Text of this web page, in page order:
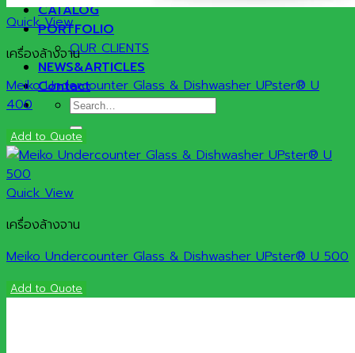
CATALOG
PORTFOLIO
OUR CLIENTS
NEWS&ARTICLES
Contact
Search
for:
Quick View
เครื่องล้างจาน
Meiko Undercounter Glass & Dishwasher UPster® U
400
Add to Quote
Quick View
เครื่องล้างจาน
Meiko Undercounter Glass & Dishwasher UPster® U 500
Add to Quote